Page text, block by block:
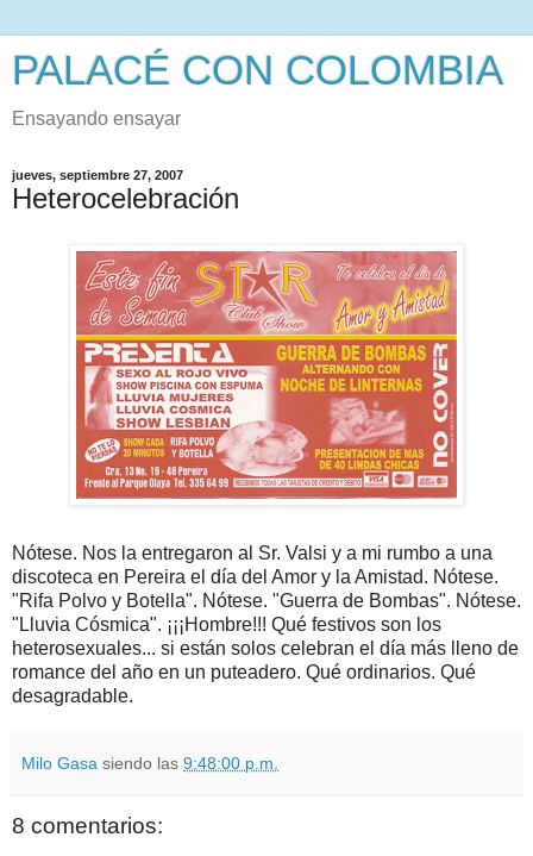
PALACÉ CON COLOMBIA
Ensayando ensayar
jueves, septiembre 27, 2007
Heterocelebración
Nótese. Nos la entregaron al Sr. Valsi y a mi rumbo a una
discoteca en Pereira el día del Amor y la Amistad. Nótese.
"Rifa Polvo y Botella". Nótese. "Guerra de Bombas". Nótese.
"Lluvia Cósmica". ¡¡¡Hombre!!! Qué festivos son los
heterosexuales... si están solos celebran el día más lleno de
romance del año en un puteadero. Qué ordinarios. Qué
desagradable.
Milo Gasa siendo las 9:48:00 p.m.
8 comentarios: